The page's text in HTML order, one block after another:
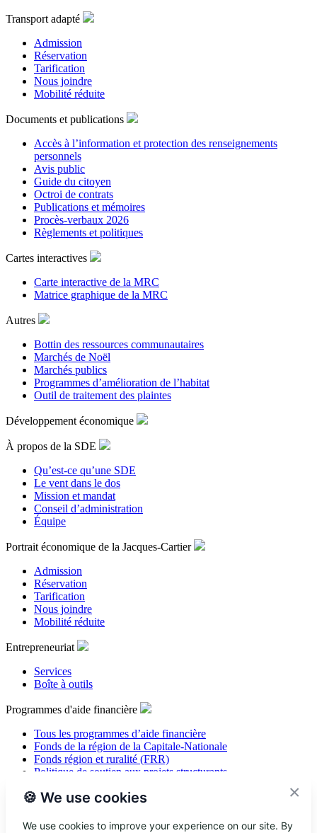
Transport adapté
Admission
Réservation
Tarification
Nous joindre
Mobilité réduite
Documents et publications
Accès à l’information et protection des renseignements
personnels
Avis public
Guide du citoyen
Octroi de contrats
Publications et mémoires
Procès-verbaux 2026
Règlements et politiques
Cartes interactives
Carte interactive de la MRC
Matrice graphique de la MRC
Autres
Bottin des ressources communautaires
Marchés de Noël
Marchés publics
Programmes d’amélioration de l’habitat
Outil de traitement des plaintes
Développement économique
À propos de la SDE
Qu’est-ce qu’une SDE
Le vent dans le dos
Mission et mandat
Conseil d’administration
Équipe
Portrait économique de la Jacques-Cartier
Admission
Réservation
Tarification
Nous joindre
Mobilité réduite
Entrepreneuriat
Services
Boîte à outils
Programmes d'aide financière
Tous les programmes d’aide financière
Fonds de la région de la Capitale-Nationale
Fonds région et ruralité (FRR)
Politique de soutien aux projets structurants
Tourisme
Je suis visiteur
🍪 We use cookies ×
We use cookies to improve your experience on our site. By